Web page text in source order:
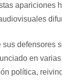
apariciones
sus defensores
en
política,